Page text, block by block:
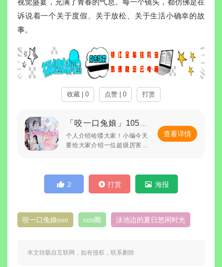
诉说着一个关于度假、关于放松、关于生活小确幸的故
事。
收藏 | 0 点赞 | 0 打赏
「咬一口兔娘」105套
COS作品写真合集[持
续更新]，动漫博主颜值
个人介绍哈喽大家！小编今天
要给大家介绍一位超级厉害的
主哦，她的名字听起来就超级
可...
查看详情
2 打赏 海报
咬一口兔娘ovo cos圈 泳池边的夏日悠闲时光
本文转载自互联网，如有侵权，联系删除